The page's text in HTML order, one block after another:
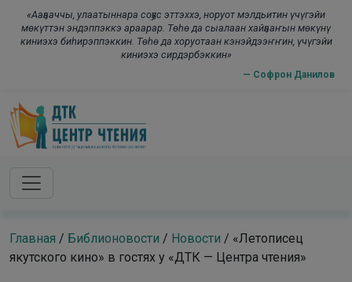
«Ааҕааччы, улаатыннара соҕус эттэххэ, норуот мэлдьитин үчүгэйи
мөкүттэн эндэппэккэ араарар. Төһө да сыалаан хайҕааҥын мөкүнү
киниэхэ биһирэппэккин. Төһө да хоруотаан кэнэйдээҥҥин, үчүгэйи
киниэхэ сирдэрбэккин»
— Софрон Данилов
Skip to main content
Главная / Библионовости / Новости / «Летописец
якутского кино» в гостях у «ДТК — Центра чтения»